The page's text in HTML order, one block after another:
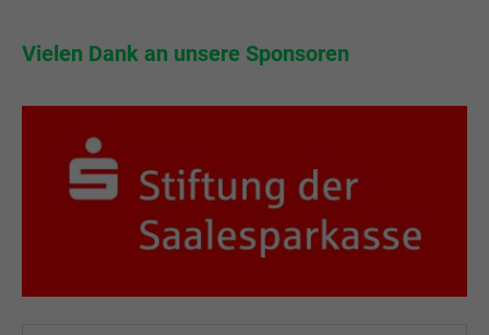
Vielen Dank an unsere Sponsoren